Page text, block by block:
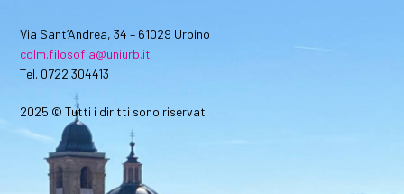
Via Sant’Andrea, 34 – 61029 Urbino
cdlm.filosofia@uniurb.it
Tel. 0722 304413
2025 © Tutti i diritti sono riservati